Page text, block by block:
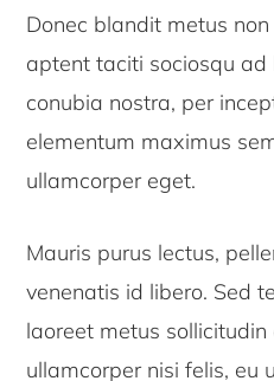
Donec blandit metus
aptent taciti sociosqu
conubia nostra, per
elementum maximus
ullamcorper eget.
Mauris purus lectus,
venenatis id libero. Sed
laoreet metus
ullamcorper nisi felis, eu